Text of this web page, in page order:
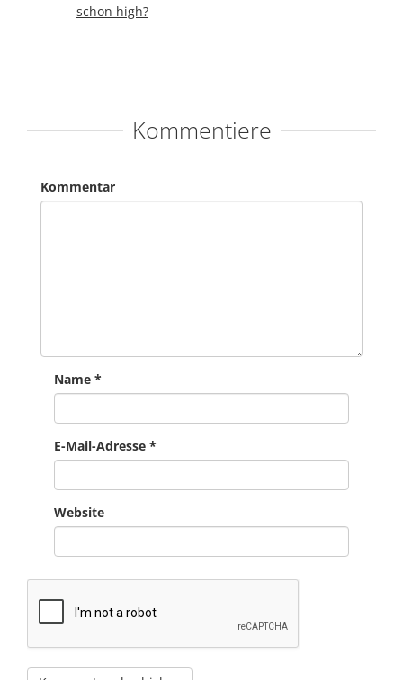
schon high?
Kommentiere
Kommentar
Name *
E-Mail-Adresse *
Website